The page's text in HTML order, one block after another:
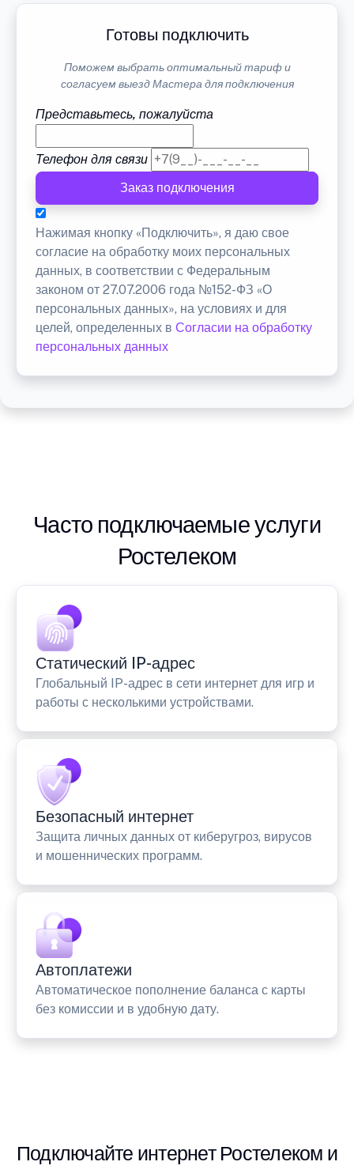
Готовы подключить
Поможем выбрать оптимальный тариф и
согласуем выезд Мастера для подключения
Представьтесь, пожалуйста
Телефон для связи
Заказ подключения
Нажимая кнопку «Подключить», я даю свое
согласие на обработку моих персональных
данных, в соответствии с Федеральным
законом от 27.07.2006 года №152-ФЗ «О
персональных данных», на условиях и для
целей, определенных в Согласии на обработку
персональных данных
Часто подключаемые услуги
Ростелеком
Статический IP-адрес
Глобальный IP-адрес в сети интернет для игр и
работы с несколькими устройствами.
Безопасный интернет
Защита личных данных от киберугроз, вирусов
и мошеннических программ.
Автоплатежи
Автоматическое пополнение баланса с карты
без комиссии и в удобную дату.
Подключайте интернет Ростелеком и